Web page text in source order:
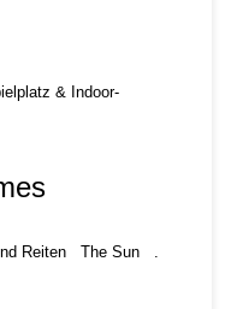
& Indoor-
Reiten The Sun